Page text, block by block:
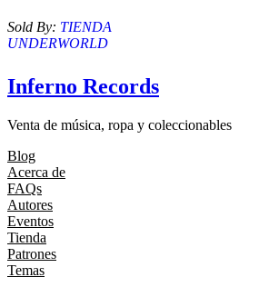
Sold By: TIENDA
UNDERWORLD
Inferno Records
Venta de música, ropa y coleccionables
Blog
Acerca de
FAQs
Autores
Eventos
Tienda
Patrones
Temas